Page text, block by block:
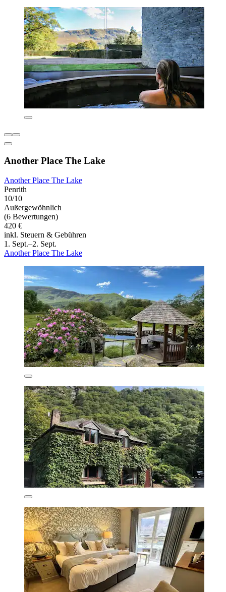
Another Place The Lake
Another Place The Lake
Penrith
10/10
Außergewöhnlich
(6 Bewertungen)
420 €
inkl. Steuern & Gebühren
1. Sept.–2. Sept.
Another Place The Lake